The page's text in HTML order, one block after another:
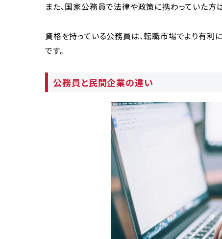
また、国家公務員で法律や政策に携わっていた方
資格を持っている公務員は、転職市場でより有
です。
公務員と民間企業の違い